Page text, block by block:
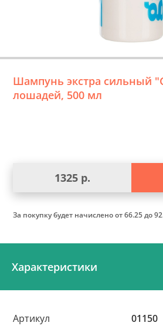
Шампунь экстра сильный
лошадей, 500 мл
1325 р.
За покупку будет начисленоот 66.25 до
Характеристики
Артикул 01150